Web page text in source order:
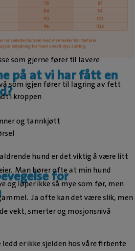
på at vi har fått en
som gjerne fører til lavere
som igjen fører til lagring av fett
i kroppen
og tannkjøtt
for
hund er det viktig å være litt
Man hører ofte at min hund
og løper ikke så mye som før, men
Ja ofte kan det være slik, men
vekt, smerter og mosjonsnivå
er ikke sjelden hos våre firbente